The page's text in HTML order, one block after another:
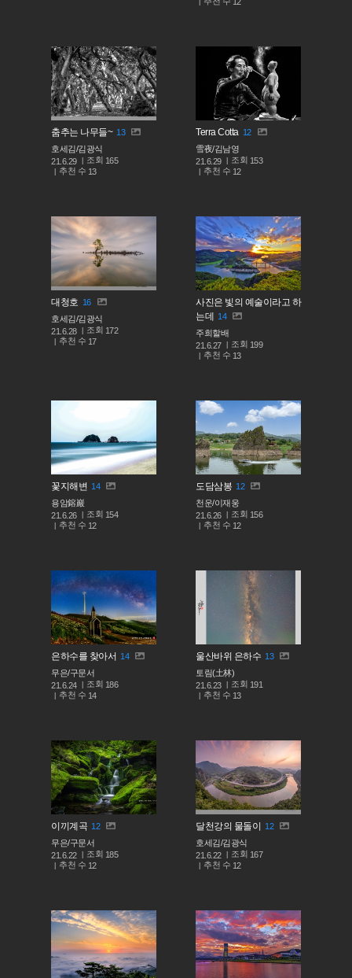
춤추는 나무들~ 13
호세김/김광식
21.6.29
조회 165
추천 수 13
Terra Cotta 12
雪夜/김남영
21.6.29
조회 153
추천 수 12
대청호 16
호세김/김광식
21.6.28
조회 172
추천 수 17
사진은 빛의 예술이라고 하
는데 14
주희할배
21.6.27
조회 199
추천 수 13
꽃지해변 14
용암鎔巖
21.6.26
조회 154
추천 수 12
도담삼봉 12
천운/이재웅
21.6.26
조회 156
추천 수 12
은하수를 찾아서 14
무은/구문서
21.6.24
조회 186
추천 수 14
울산바위 은하수 13
토림(土林)
21.6.23
조회 191
추천 수 13
이끼계곡 12
무은/구문서
21.6.22
조회 185
추천 수 12
달천강의 물돌이 12
호세김/김광식
21.6.22
조회 167
추천 수 12